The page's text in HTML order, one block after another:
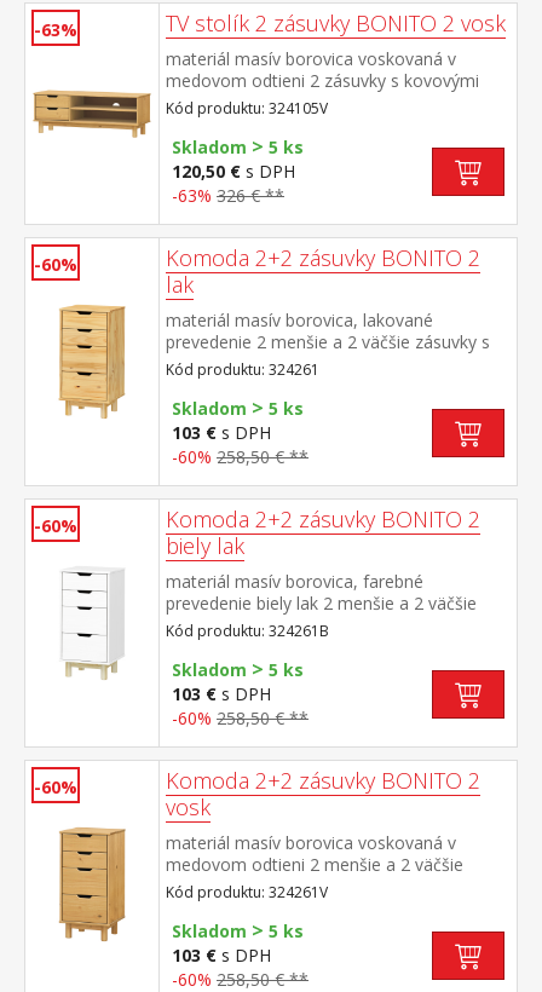
-63% TV stolík 2 zásuvky BONITO 2 vosk
materiál masív borovica voskovaná v
medovom odtieni 2 zásuvky s kovovými
pojazdmi, 1 polica otvor na pretiahnutie
káblov
Kód produktu: 324105V
Skladom > 5 ks
120,50 € s DPH
-63% 326 € **
-60%
Komoda 2+2 zásuvky BONITO 2
lak
materiál masív borovica, lakované
prevedenie 2 menšie a 2 väčšie zásuvky s
kovovými pojazdmi
Kód produktu: 324261
Skladom > 5 ks
103 € s DPH
-60% 258,50 € **
-60%
Komoda 2+2 zásuvky BONITO 2
biely lak
materiál masív borovica, farebné
prevedenie biely lak 2 menšie a 2 väčšie
zásuvky s kovovými pojazdmi
Kód produktu: 324261B
Skladom > 5 ks
103 € s DPH
-60% 258,50 € **
-60%
Komoda 2+2 zásuvky BONITO 2
vosk
materiál masív borovica voskovaná v
medovom odtieni 2 menšie a 2 väčšie
zásuvky s kovovými pojazdmi
Kód produktu: 324261V
Skladom > 5 ks
103 € s DPH
-60% 258,50 € **